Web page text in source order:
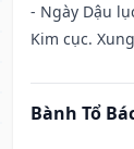
- Ngày Dậu
Kim cục.
Bành Tổ